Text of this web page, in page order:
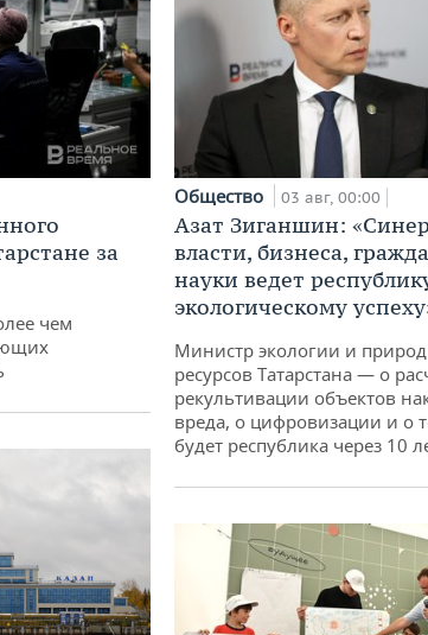
за
чем
Общество 03 авг, 00:00
Азат Зиганшин:
власти, бизнеса,
науки ведет
экологическому
Министр экологии и
ресурсов Татарстана — о
рекультивации объектов
вреда, о цифровизации и о
будет республика через 10